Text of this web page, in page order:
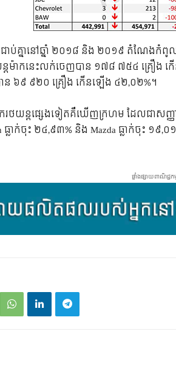
ជាប់​គ្នា​នៅ​ឆ្នាំ ២០១៨ និង ២០១៩ តំណែង​កំពូ
ម៉ាក​នេះ​លក់​ចេញ​បាន​ ១៧៨ ៧៥៤ គ្រឿង កើ
ន​ ៦៩ ៩២០ គ្រឿង កើន​ឡើង ៤២,០២%។
យន្ត​ផ្សេង​ទៀត​គឺ​ឃើញ​ក្រហម​ ដែល​ជា​សញ្ញា​ធ្
ធ្លាក់​ចុះ ២៤,៩៣% និង Mazda ធ្លាក់​ចុះ ១៩,០
ផ្ទាំងផ្សាយពាណិជ្ជកម្